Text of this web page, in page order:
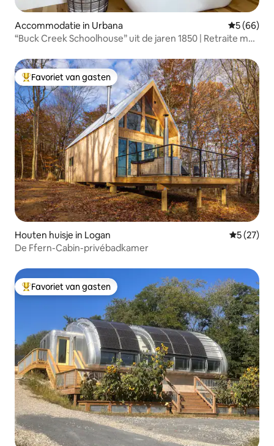
Accommodatie in Urbana
5 (66)
“Buck Creek Schoolhouse” uit de jaren 1850 | Retraite met
Topfavoriet van gasten
Favoriet van gasten
Houten huisje in Logan
5 (27)
De Ffern-Cabin-privébadkamer
Topfavoriet van gasten
Favoriet van gasten